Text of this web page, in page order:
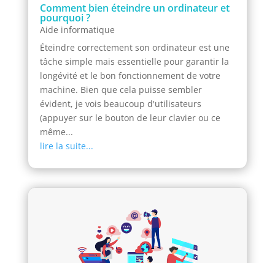
Comment bien éteindre un ordinateur et
pourquoi ?
Aide informatique
Éteindre correctement son ordinateur est une
tâche simple mais essentielle pour garantir la
longévité et le bon fonctionnement de votre
machine. Bien que cela puisse sembler
évident, je vois beaucoup d'utilisateurs
(appuyer sur le bouton de leur clavier ou ce
même...
lire la suite...